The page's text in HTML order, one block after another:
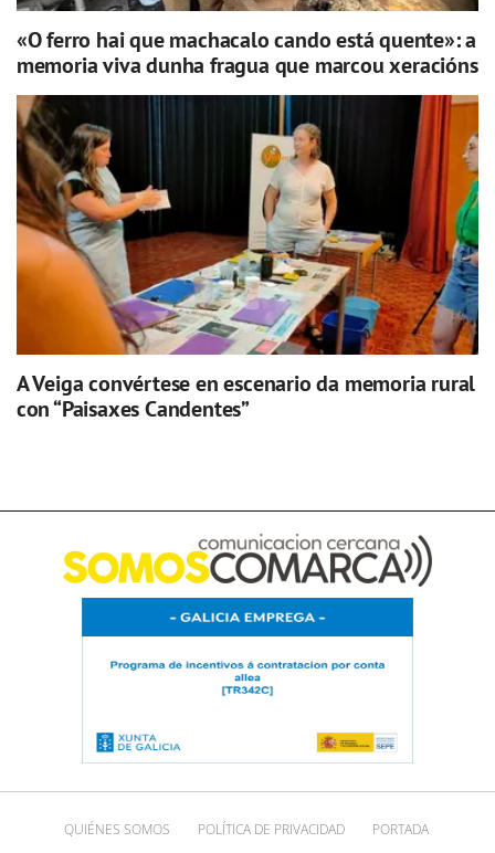
«O ferro hai que machacalo cando está quente»: a
memoria viva dunha fragua que marcou xeracións
A Veiga convértese en escenario da memoria rural
con “Paisaxes Candentes”
QUIÉNES SOMOS POLÍTICA DE PRIVACIDAD
PORTADA